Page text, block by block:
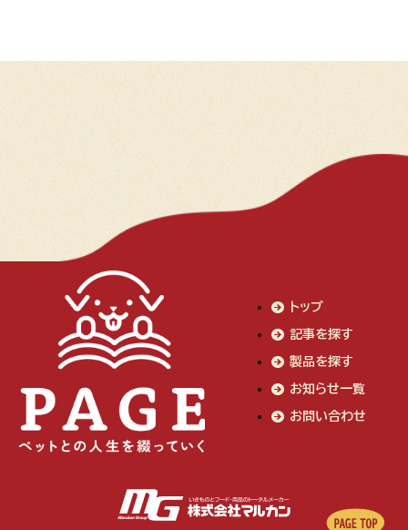
トップ
記事を探す
製品を探す
お知らせ一覧
お問い合わせ